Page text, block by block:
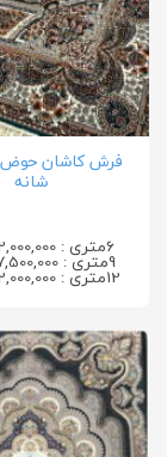
شانه
6متری : 12,000,000 تومان
9متری : 17,500,000 تومان
12متری : 22,000,000 تومان